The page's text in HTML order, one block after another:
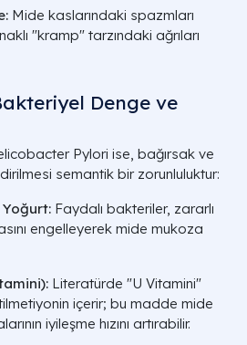
Mide kaslarındaki spazmları
"kramp" tarzındaki ağrıları
Denge ve
Pylori ise, bağırsak ve
semantik bir zorunluluktur:
Faydalı bakteriler, zararlı
engelleyerek mide mukoza
Literatürde "U Vitamini"
içerir; bu madde mide
iyileşme hızını artırabilir.